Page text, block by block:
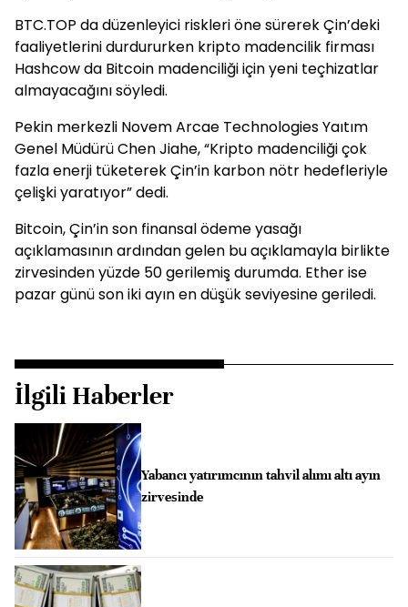
BTC.TOP da düzenleyici riskleri öne sürerek Çin’deki
faaliyetlerini durdururken kripto madencilik firması
Hashcow da Bitcoin madenciliği için yeni teçhizatlar
almayacağını söyledi.
Pekin merkezli Novem Arcae Technologies Yaıtım
Genel Müdürü Chen Jiahe, “Kripto madenciliği çok
fazla enerji tüketerek Çin’in karbon nötr hedefleriyle
çelişki yaratıyor” dedi.
Bitcoin, Çin’in son finansal ödeme yasağı
açıklamasının ardından gelen bu açıklamayla birlikte
zirvesinden yüzde 50 gerilemiş durumda. Ether ise
pazar günü son iki ayın en düşük seviyesine geriledi.
İlgili Haberler
Yabancı yatırımcının tahvil alımı altı ayın
zirvesinde